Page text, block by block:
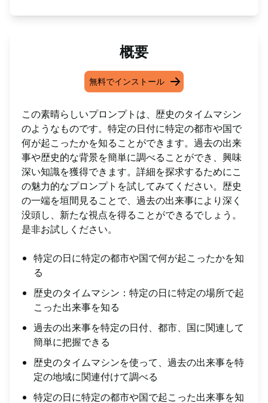
概要
無料でインストール
この素晴らしいプロンプトは、歴史のタイムマシン
のようなものです。特定の日付に特定の都市や国で
何が起こったかを知ることができます。過去の出来
事や歴史的な背景を簡単に調べることができ、興味
深い知識を獲得できます。詳細を探求するためにこ
の魅力的なプロンプトを試してみてください。歴史
の一端を垣間見ることで、過去の出来事により深く
没頭し、新たな視点を得ることができるでしょう。
是非お試しください。
特定の日に特定の都市や国で何が起こったかを知
る
歴史のタイムマシン：特定の日に特定の場所で起
こった出来事を知る
過去の出来事を特定の日付、都市、国に関連して
簡単に把握できる
歴史のタイムマシンを使って、過去の出来事を特
定の地域に関連付けて調べる
特定の日に特定の都市や国で起こった出来事を知